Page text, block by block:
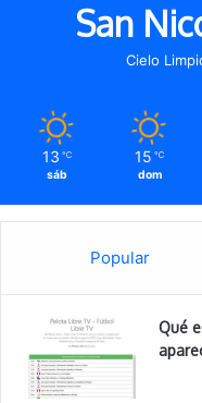
San
Cielo
13 ℃
sáb
15 ℃
dom
Popular
Qué